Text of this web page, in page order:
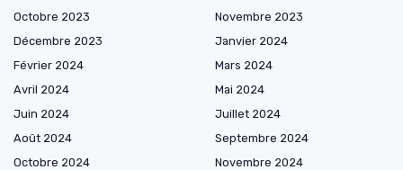
Octobre 2023
Novembre 2023
Décembre 2023
Janvier 2024
Février 2024
Mars 2024
Avril 2024
Mai 2024
Juin 2024
Juillet 2024
Août 2024
Septembre 2024
Octobre 2024
Novembre 2024